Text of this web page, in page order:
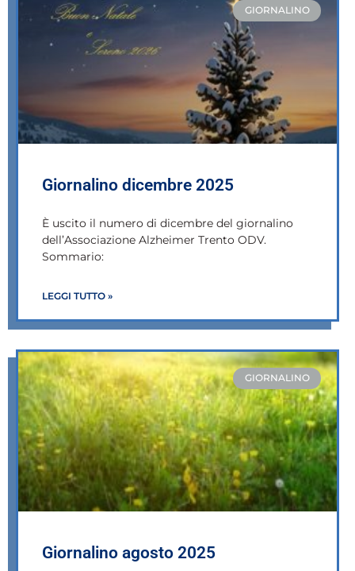
GIORNALINO
Giornalino dicembre 2025
È uscito il numero di dicembre del giornalino
dell’Associazione Alzheimer Trento ODV.
Sommario:
LEGGI TUTTO »
GIORNALINO
Giornalino agosto 2025